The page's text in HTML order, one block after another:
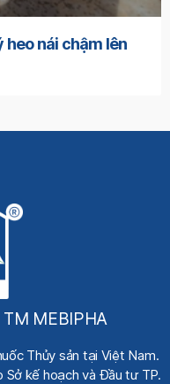
heo nái chậm lên
MEBIPHA
Thủy sản tại Việt Nam.
Sở kế hoạch và Đầu tư TP.